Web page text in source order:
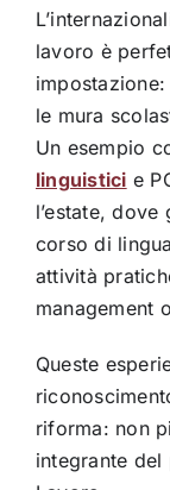
lavoro è
le mura
Un esempio
linguistici e
l’estate,
corso di
attività
management
Queste
riforma: non
integrante